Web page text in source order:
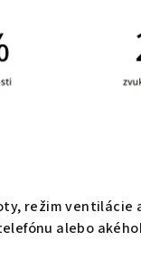
režim ventilácie
alebo